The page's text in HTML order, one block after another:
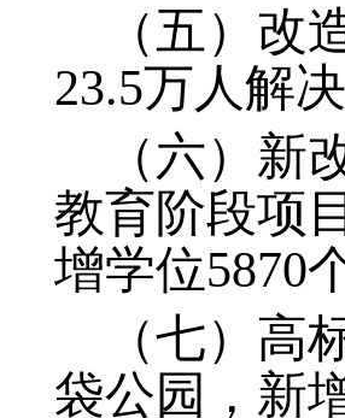
（五）改
23.5万人解
（六）新
教育阶段项
增学位5870
（七）
袋公园，新